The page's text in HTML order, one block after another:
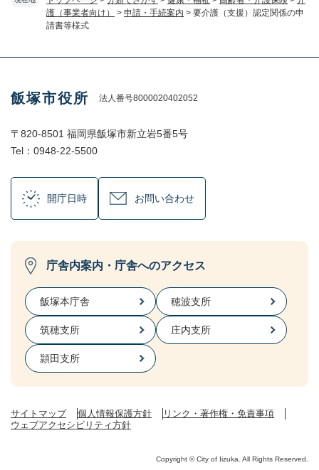
護（事業者向け）
> 申請・手続案内 > 要介護（支援）認定関係の申
請書等様式
飯塚市役所 法人番号8000020402052
〒820-8501 福岡県飯塚市新立岩5番5号
Tel：0948-22-5500
開庁日時 お問い合わせ
庁舎内案内・庁舎へのアクセス
飯塚本庁舎 穂波支所
筑穂支所 庄内支所
頴田支所
サイトマップ 個人情報保護方針
リンク・著作権・免責事項
ウェブアクセシビリティ方針
Copyright © City of Iizuka. All Rights Reserved.